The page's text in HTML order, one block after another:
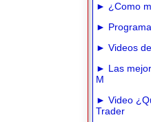
► ¿Como
►
► Videos
► Las
M
► Video
Trader